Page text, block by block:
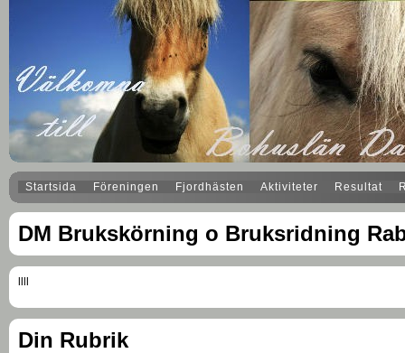
Startsida Föreningen Fjordhästen Aktiviteter Resultat
DM Brukskörning o Bruksridning
Din Rubrik